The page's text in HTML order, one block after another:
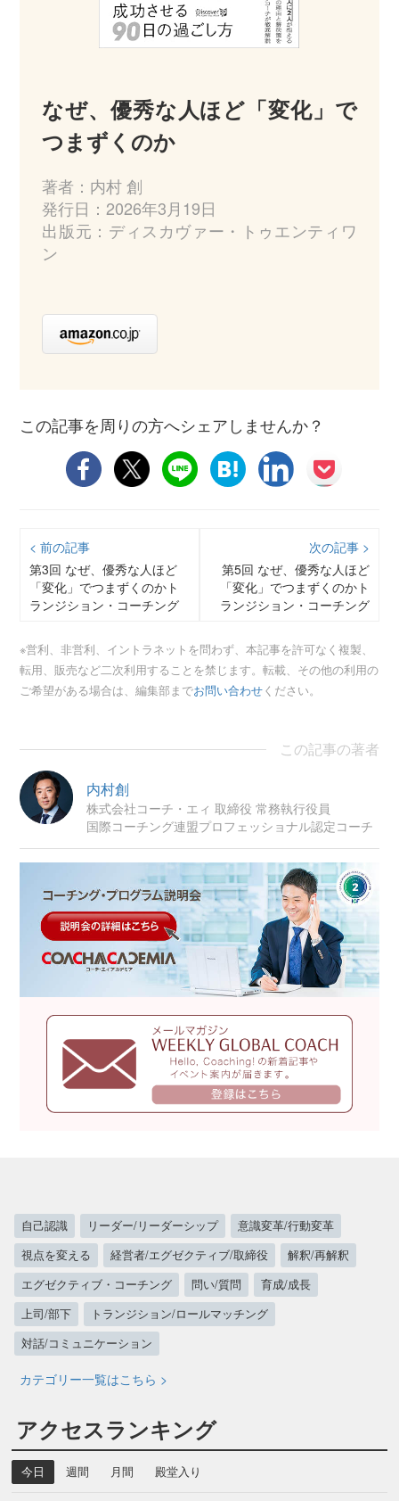
なぜ、優秀な人ほど「変化」で
つまずくのか
著者：内村 創
発行日：2026年3月19日
出版元：ディスカヴァー・トゥエンティワ
ン
この記事を周りの方へシェアしませんか？
< 前の記事
第3回 なぜ、優秀な人ほど
「変化」でつまずくのかト
ランジション・コーチング
ョンの難易度も高まってい
る
次の記事 >
第5回 なぜ、優秀な人ほど
「変化」でつまずくのかト
ランジション・コーチング
ーチ）の存在
※営利、非営利、イントラネットを問わず、本記事を許可なく複製、
転用、販売など二次利用することを禁じます。転載、その他の利用の
ご希望がある場合は、編集部までお問い合わせください。
この記事の著者
内村創
株式会社コーチ・エィ 取締役 常務執行役員
国際コーチング連盟プロフェッショナル認定コーチ
自己認識 リーダー/リーダーシップ
意識変革/行動変革
視点を変える
経営者/エグゼクティブ/取締役
解釈/再解釈
エグゼクティブ・コーチング
問い/質問
育成/成長
上司/部下
トランジション/ロールマッチング
対話/コミュニケーション
カテゴリー一覧はこちら >
アクセスランキング
今日 週間 月間 殿堂入り